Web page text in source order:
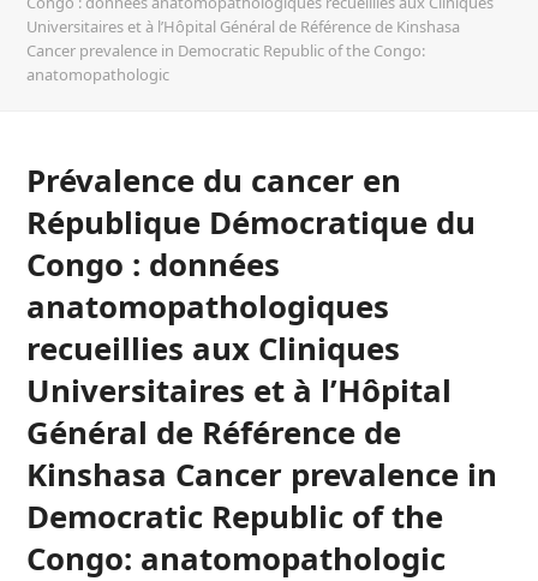
Universitaires et à l’Hôpital Général de Référence de Kinshasa
Cancer prevalence in Democratic Republic of the Congo:
anatomopathologic
Prévalence du cancer en
République Démocratique du
Congo : données
anatomopathologiques
recueillies aux Cliniques
Universitaires et à l’Hôpital
Général de Référence de
Kinshasa Cancer prevalence in
Democratic Republic of the
Congo: anatomopathologic